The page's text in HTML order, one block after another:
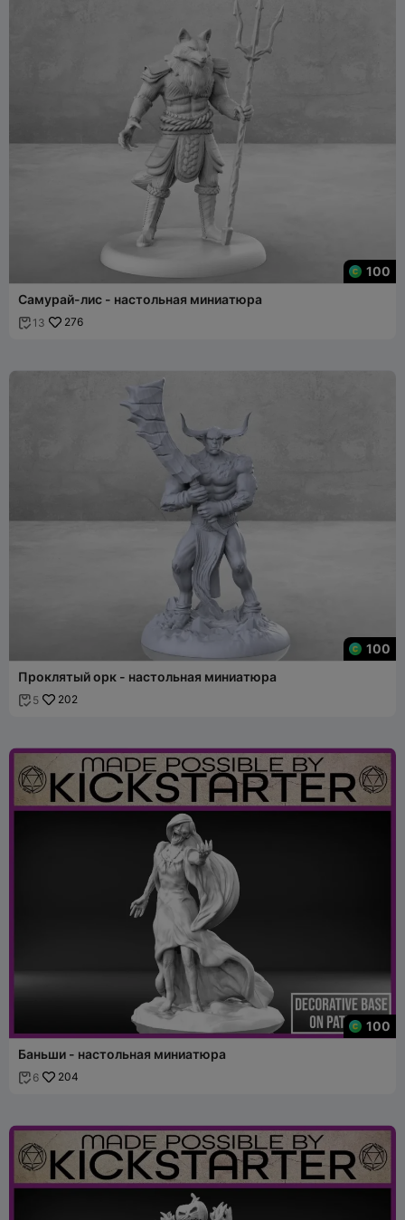
100
Самурай-лис - настольная миниатюра
 13 276
100
Проклятый орк - настольная миниатюра
 5 202
100
Баньши - настольная миниатюра
 6 204